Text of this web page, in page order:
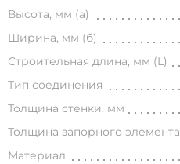
Высота, мм (а)
Ширина, мм (б)
Строительная длина, мм (L)
Тип соединения
Толщина стенки, мм
Толщина запорного
Материал